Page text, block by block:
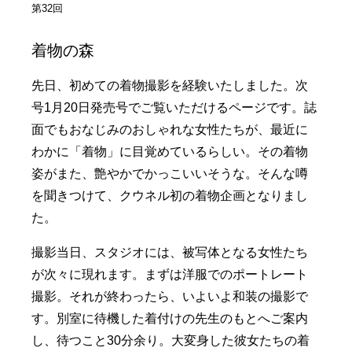
第32回
着物の森
先日、初めての着物撮影を経験いたしました。次
号1月20日発売号でご覧いただけるページです。誌
面でもおなじみのおしゃれな女性たちが、最近に
わかに「着物」に目覚めているらしい。その着物
姿がまた、艶やかでかっこいいそうな。そんな噂
を聞きつけて、クウネル初の着物企画となりまし
た。
撮影当日、スタジオには、被写体となる女性たち
が次々に現れます。まずは洋服でのポートレート
撮影。それが終わったら、いよいよ和装の撮影で
す。別室に待機した着付けの先生のもとへご案内
し、待つこと30分余り。大変身した彼女たちの着